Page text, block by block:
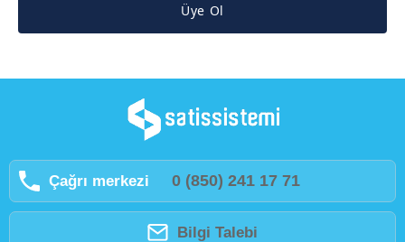
Üye Ol
Çağrı merkezi 0 (850) 241 17 71
Bilgi Talebi